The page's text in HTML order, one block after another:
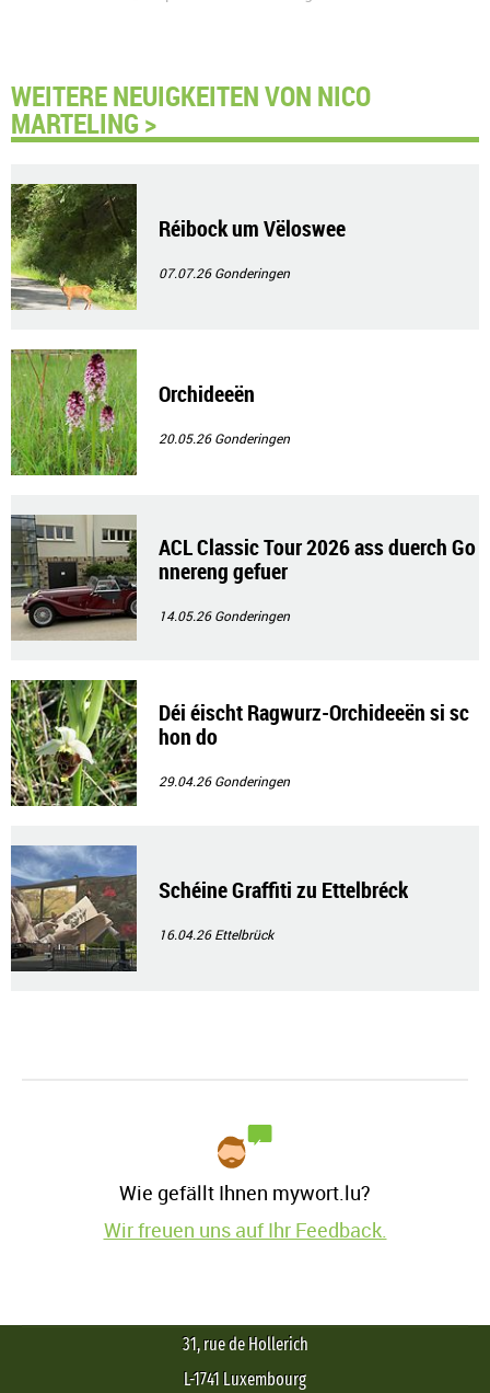
WEITERE NEUIGKEITEN VON NICO
MARTELING >
Réibock um Vëloswee
07.07.26Gonderingen
Orchideeën
20.05.26Gonderingen
ACL Classic Tour 2026 ass duerch Go
nnereng gefuer
14.05.26Gonderingen
Déi éischt Ragwurz-Orchideeën si sc
hon do
29.04.26Gonderingen
Schéine Graffiti zu Ettelbréck
16.04.26Ettelbrück
Wie gefällt Ihnen mywort.lu?
Wir freuen uns auf Ihr Feedback.
31, rue de Hollerich
L-1741 Luxembourg